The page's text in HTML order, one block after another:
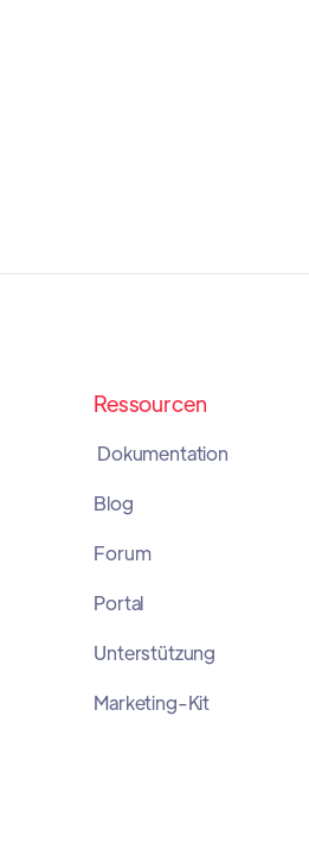
Ressourcen
Dokumentation
Blog
Forum
Portal
Unterstützung
Marketing-Kit